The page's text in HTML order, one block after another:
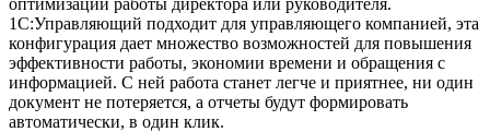
1С:Управляющий подходит для управляющего компанией, эта
конфигурация дает множество возможностей для повышения
эффективности работы, экономии времени и обращения с
информацией. С ней работа станет легче и приятнее, ни один
документ не потеряется, а отчеты будут формировать
автоматически, в один клик.